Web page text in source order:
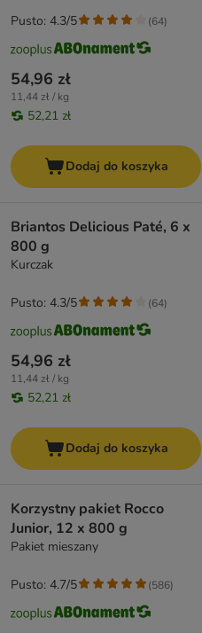
54,96 zł
11,44 zł / kg
52,21 zł
Pusto: 4.3/5 (64)
Dodaj do koszyka
Briantos Delicious Paté, 6 x
800 g
Kurczak
54,96 zł
11,44 zł / kg
52,21 zł
Pusto: 4.3/5 (64)
Dodaj do koszyka
Korzystny pakiet Rocco
Junior, 12 x 800 g
Pakiet mieszany
Pusto: 4.7/5 (586)